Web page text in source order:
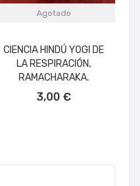
Agotado
CIENCIA HINDÚ YOGI DE
LA RESPIRACIÓN,
RAMACHARAKA.
3,00 €